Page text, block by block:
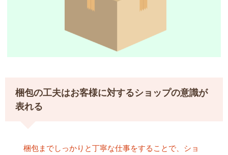
梱包の工夫はお客様に対するショップの意識が
表れる
梱包までしっかりと丁寧な仕事をすることで、ショ